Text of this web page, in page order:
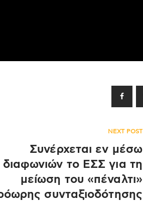
NEXT POST
Συνέρχεται εν μέσω
διαφωνιών το ΕΣΣ για τη
μείωση του «πέναλτι»
συνταξιοδότησης